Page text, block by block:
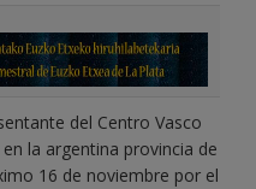
del Centro Vasco
la argentina provincia de
16 de noviembre por el